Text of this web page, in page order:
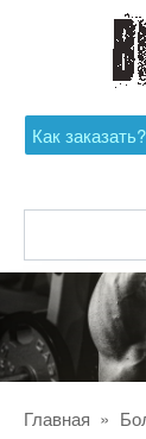
Как заказать?
Главная »